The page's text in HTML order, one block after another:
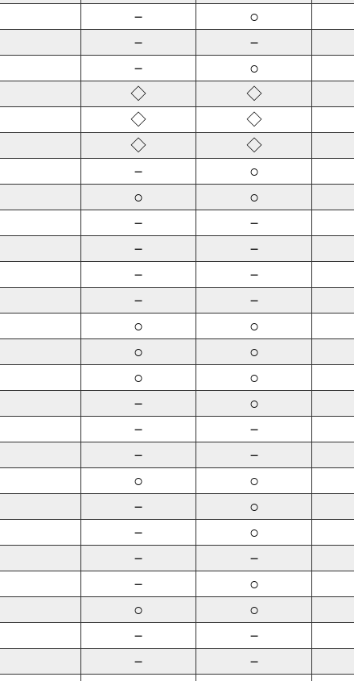
－ ○
－ －
－ ○
◇ ◇
◇ ◇
◇ ◇
－ ○
○ ○
－ －
－ －
－ －
－ －
○ ○
○ ○
○ ○
－ ○
－ －
－ －
○ ○
－ ○
－ ○
－ －
－ ○
○ ○
－ －
－ －